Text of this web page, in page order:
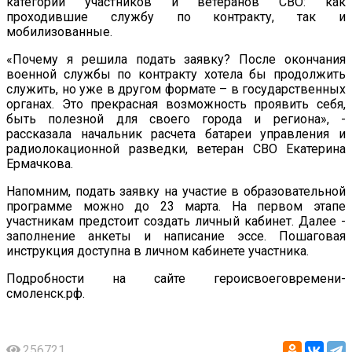
проходившие службу по контракту, так и
мобилизованные.
«Почему я решила подать заявку? После окончания
военной службы по контракту хотела бы продолжить
служить, но уже в другом формате – в государственных
органах. Это прекрасная возможность проявить себя,
быть полезной для своего города и региона», -
рассказала начальник расчета батареи управления и
радиолокационной разведки, ветеран СВО Екатерина
Ермачкова.
Напомним, подать заявку на участие в образовательной
программе можно до 23 марта. На первом этапе
участникам предстоит создать личный кабинет. Далее -
заполнение анкеты и написание эссе. Пошаговая
инструкция доступна в личном кабинете участника.
Подробности на сайте героисвоеговремени-
смоленск.рф.